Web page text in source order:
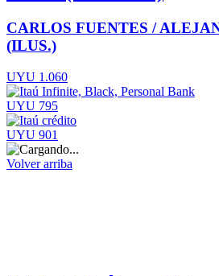
CARLOS FUENTES /
(ILUS.)
UYU 1.060
UYU 795
UYU 901
Volver arriba